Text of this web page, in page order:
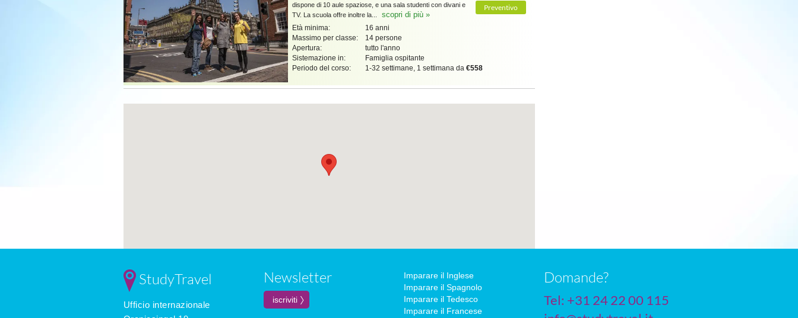
Preventivo
dispone di 10 aule spaziose, e una sala studenti con divani e
TV. La scuola offre inoltre la...
scopri di più »
Età minima:
16 anni
Massimo per classe:
14 persone
Apertura:
tutto l'anno
Sistemazione in:
Famiglia ospitante
Periodo del corso:
1-32 settimane, 1 settimana da €558
StudyTravel
Ufficio internazionale
Newsletter
Imparare il Inglese
Imparare il Spagnolo
Imparare il Tedesco
Imparare il Francese
Domande?
Tel: +31 24 22 00 115